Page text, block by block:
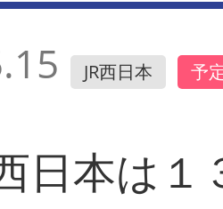
JR西日本 予
日本は１